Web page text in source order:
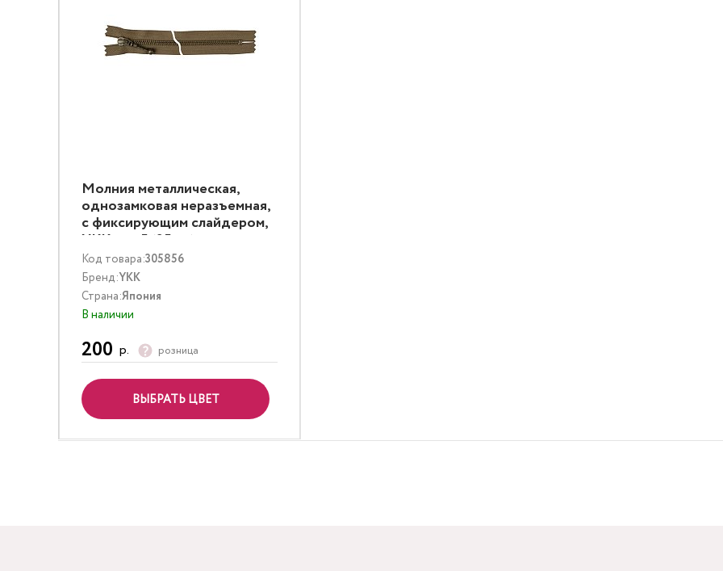
Молния металлическая,
однозамковая неразъемная,
с фиксирующим слайдером,
YKK тип 5 (25 см) темная
латунь
Код товара:305856
Бренд:YKK
Страна:Япония
В наличии
200 р. розница
ВЫБРАТЬ ЦВЕТ